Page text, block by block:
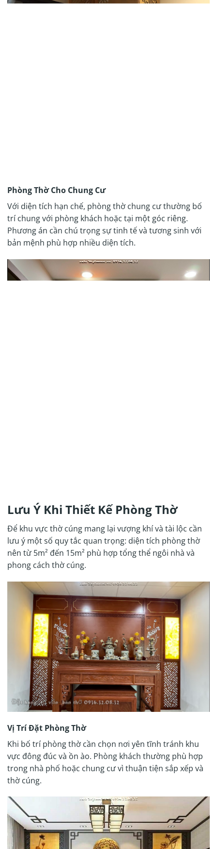
Phòng Thờ Cho Chung Cư
Với diện tích hạn chế, phòng thờ chung cư thường bố
trí chung với phòng khách hoặc tại một góc riêng.
Phương án cần chú trọng sự tinh tế và tương sinh với
bản mệnh phù hợp nhiều diện tích.
Lưu Ý Khi Thiết Kế Phòng Thờ
Để khu vực thờ cúng mang lại vượng khí và tài lộc cần
lưu ý một số quy tắc quan trọng: diện tích phòng thờ
nên từ 5m² đến 15m² phù hợp tổng thể ngôi nhà và
phong cách thờ cúng.
Vị Trí Đặt Phòng Thờ
Khi bố trí phòng thờ cần chọn nơi yên tĩnh tránh khu
vực đông đúc và ồn ào. Phòng khách thường phù hợp
trong nhà phố hoặc chung cư vì thuận tiện sắp xếp và
thờ cúng.